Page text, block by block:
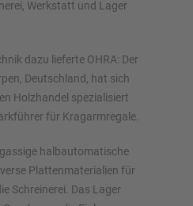
Werkstatt und Lager
dazu lieferte OHRA: Der
Deutschland, hat sich
Holzhandel spezialisiert
für Kragarmregale.
halbautomatische
Plattenmaterialien für
Schreinerei. Das Lager
Anfrage